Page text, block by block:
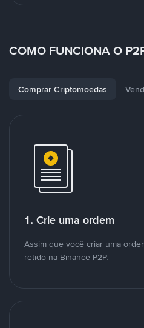
COMO FUNCIONA O
Comprar Criptomoedas
1. Crie uma ordem
Assim que você criar uma
retido na Binance P2P.